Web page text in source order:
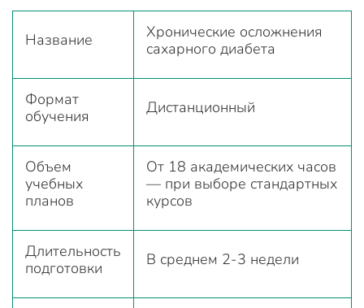
Название
Хронические осложнения
сахарного диабета
Формат
обучения
Дистанционный
Объем
учебных
планов
От 18 академических часов
— при выборе стандартных
курсов
Длительность
подготовки
В среднем 2-3 недели